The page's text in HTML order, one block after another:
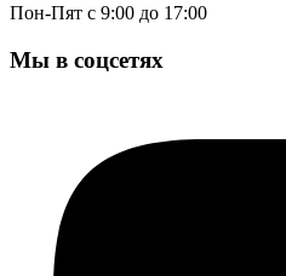
Пон-Пят с 9:00 до 17:00
Мы в соцсетях